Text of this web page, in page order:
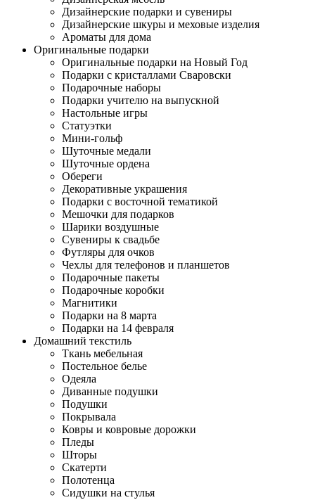
Дизайнерские подарки и сувениры
Дизайнерские шкуры и меховые изделия
Ароматы для дома
Оригинальные подарки
Оригинальные подарки на Новый Год
Подарки с кристаллами Сваровски
Подарочные наборы
Подарки учителю на выпускной
Настольные игры
Статуэтки
Мини-гольф
Шуточные медали
Шуточные ордена
Обереги
Декоративные украшения
Подарки с восточной тематикой
Мешочки для подарков
Шарики воздушные
Сувениры к свадьбе
Футляры для очков
Чехлы для телефонов и планшетов
Подарочные пакеты
Подарочные коробки
Магнитики
Подарки на 8 марта
Подарки на 14 февраля
Домашний текстиль
Ткань мебельная
Постельное белье
Одеяла
Диванные подушки
Подушки
Покрывала
Ковры и ковровые дорожки
Пледы
Шторы
Скатерти
Полотенца
Сидушки на стулья